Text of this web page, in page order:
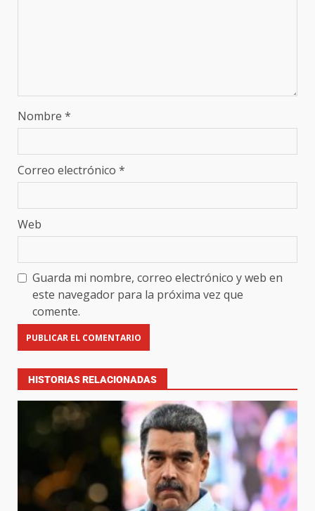
Nombre *
Correo electrónico *
Web
Guarda mi nombre, correo electrónico y web en
este navegador para la próxima vez que
comente.
HISTORIAS RELACIONADAS